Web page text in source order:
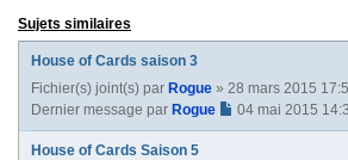
Sujets similaires
House of Cards saison 3
Fichier(s) joint(s) par Rogue » 28 mars 2015
Dernier message par Rogue 04 mai 2015
House of Cards Saison 5